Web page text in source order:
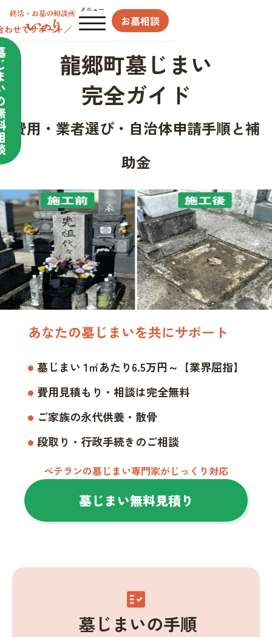
メニュー
お墓相談
わせてサポート／
龍郷町墓じまい
完全ガイド
費用・業者選び・自治体申請手順と補
助金
あなたの墓じまいを共にサポート
墓じまい 1㎡あたり6.5万円～【業界屈指】
費用見積もり・相談は完全無料
ご家族の永代供養・散骨
段取り・行政手続きのご相談
ベテランの墓じまい専門家がじっくり対応
墓じまい無料見積り
fact_check
墓じまいの手順